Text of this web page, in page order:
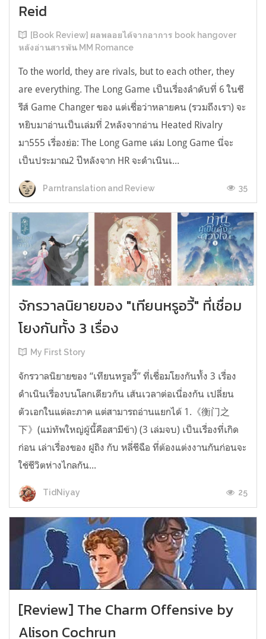
Reid
[Book Review] ผลพลอยได้จากอาการ book hangover
หลังอ่านสารพัน MM Romance
To the world, they are rivals, but to each other, they
are everything. The Long Game เป็นเรื่องลำดับที่ 6 ในซี
รีส์ Game Changer ของ แต่เชื่อว่าหลายคน (รวมถึงเรา) จะ
หยิบมาอ่านเป็นเล่มที่ 2หลังจากอ่าน Heated Rivalry
มา555 เรื่องย่อ: The Long Game เล่ม Long Game นี่จะ
เป็นประมาณ2 ปีหลังจาก HR จะดำเนินเ...
Parntranslation and Review 35
จักรวาลนิยายของ "เทียนหรูอวี้" ที่เชื่อม
โยงกันทั้ง 3 เรื่อง
My First Story
จักรวาลนิยายของ “เทียนหรูอวี้” ที่เชื่อมโยงกันทั้ง 3 เรื่อง
ดำเนินเรื่องบนโลกเดียวกัน เส้นเวลาต่อเนื่องกัน เปลี่ยน
ตัวเอกในแต่ละภาค แต่สามารถอ่านแยกได้ 1.《衡门之
下》(แม่ทัพใหญ่ผู้นี้คือสามีข้า) (3 เล่มจบ) เป็นเรื่องที่เกิด
ก่อน เล่าเรื่องของ ฝูถิง กับ หลี่ชีฉือ ที่ต้องแต่งงานกันก่อนจะ
ใช้ชีวิตห่างไกลกัน...
TidNiyay 25
[Review] The Charm Offensive by
Alison Cochrun